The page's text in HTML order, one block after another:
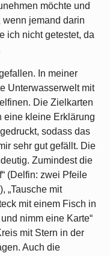
möchte und
wenn jemand darin
ich nicht getestet, da
In meiner
Unterwasserwelt mit
Die Zielkarten
eine kleine Erklärung
sodass das
sehr gut gefällt. Die
Zumindest die
(Delfin: zwei Pfeile
„Tausche mit
mit einem Fisch in
nimm eine Karte“
mit Stern in der
Auch die